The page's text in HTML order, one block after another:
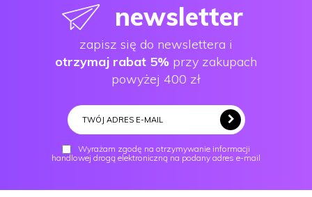
newsletter
zapisz się do newslettera i
otrzymaj rabat 5% przy zakupach
powyżej 400 zł
Wyrażam zgodę na otrzymywanie informacji
handlowej drogą elektroniczną na podany adres e-mail